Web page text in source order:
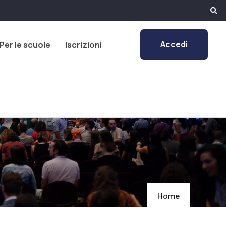
le scuole Iscrizioni Accedi
Home